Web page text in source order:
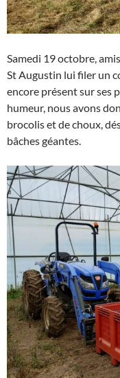
Samedi 19 octobre,
St Augustin lui filer un
encore présent sur ses
humeur, nous avons
brocolis et de choux,
bâches géantes.